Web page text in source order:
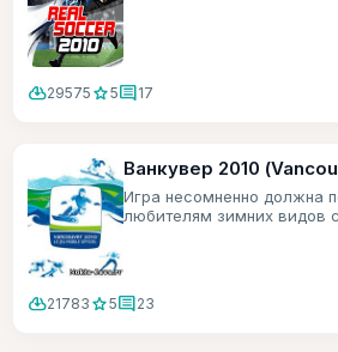
cloud_download29575 star5comment17
Ванкувер 2010
Игра несомненно должна
любителям зимних видов
cloud_download21783 star5comment23